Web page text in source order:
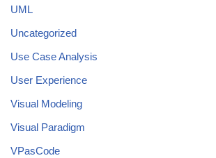
UML
Uncategorized
Use Case Analysis
User Experience
Visual Modeling
Visual Paradigm
VPasCode